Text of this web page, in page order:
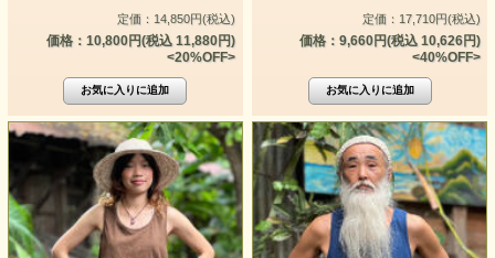
定価：14,850円(税込)
価格：10,800円(税込 11,880円)
<20%OFF>
定価：17,710円(税込)
価格：9,660円(税込 10,626円)
<40%OFF>